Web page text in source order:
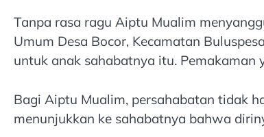
Tanpa rasa ragu Aiptu Mualim
Umum Desa Bocor, Kecamatan
untuk anak sahabatnya itu. Pemakaman
Bagi Aiptu Mualim, persahabatan tidak
menunjukkan ke sahabatnya bahwa